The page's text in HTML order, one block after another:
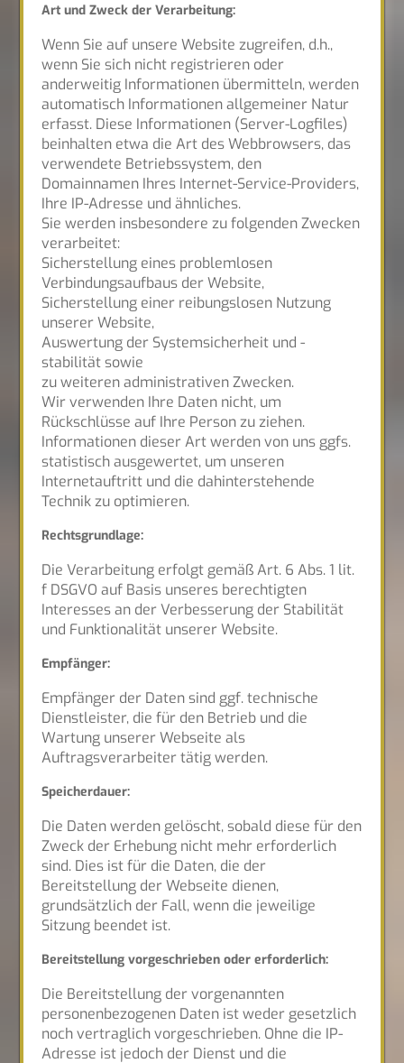
Art und Zweck der Verarbeitung:
Wenn Sie auf unsere Website zugreifen, d.h.,
wenn Sie sich nicht registrieren oder
anderweitig Informationen übermitteln, werden
automatisch Informationen allgemeiner Natur
erfasst. Diese Informationen (Server-Logfiles)
beinhalten etwa die Art des Webbrowsers, das
verwendete Betriebssystem, den
Domainnamen Ihres Internet-Service-Providers,
Ihre IP-Adresse und ähnliches.
Sie werden insbesondere zu folgenden Zwecken
verarbeitet:
Sicherstellung eines problemlosen
Verbindungsaufbaus der Website,
Sicherstellung einer reibungslosen Nutzung
unserer Website,
Auswertung der Systemsicherheit und -
stabilität sowie
zu weiteren administrativen Zwecken.
Wir verwenden Ihre Daten nicht, um
Rückschlüsse auf Ihre Person zu ziehen.
Informationen dieser Art werden von uns ggfs.
statistisch ausgewertet, um unseren
Internetauftritt und die dahinterstehende
Technik zu optimieren.
Rechtsgrundlage:
Die Verarbeitung erfolgt gemäß Art. 6 Abs. 1 lit.
f DSGVO auf Basis unseres berechtigten
Interesses an der Verbesserung der Stabilität
und Funktionalität unserer Website.
Empfänger:
Empfänger der Daten sind ggf. technische
Dienstleister, die für den Betrieb und die
Wartung unserer Webseite als
Auftragsverarbeiter tätig werden.
Speicherdauer:
Die Daten werden gelöscht, sobald diese für den
Zweck der Erhebung nicht mehr erforderlich
sind. Dies ist für die Daten, die der
Bereitstellung der Webseite dienen,
grundsätzlich der Fall, wenn die jeweilige
Sitzung beendet ist.
Bereitstellung vorgeschrieben oder erforderlich:
Die Bereitstellung der vorgenannten
personenbezogenen Daten ist weder gesetzlich
noch vertraglich vorgeschrieben. Ohne die IP-
Adresse ist jedoch der Dienst und die